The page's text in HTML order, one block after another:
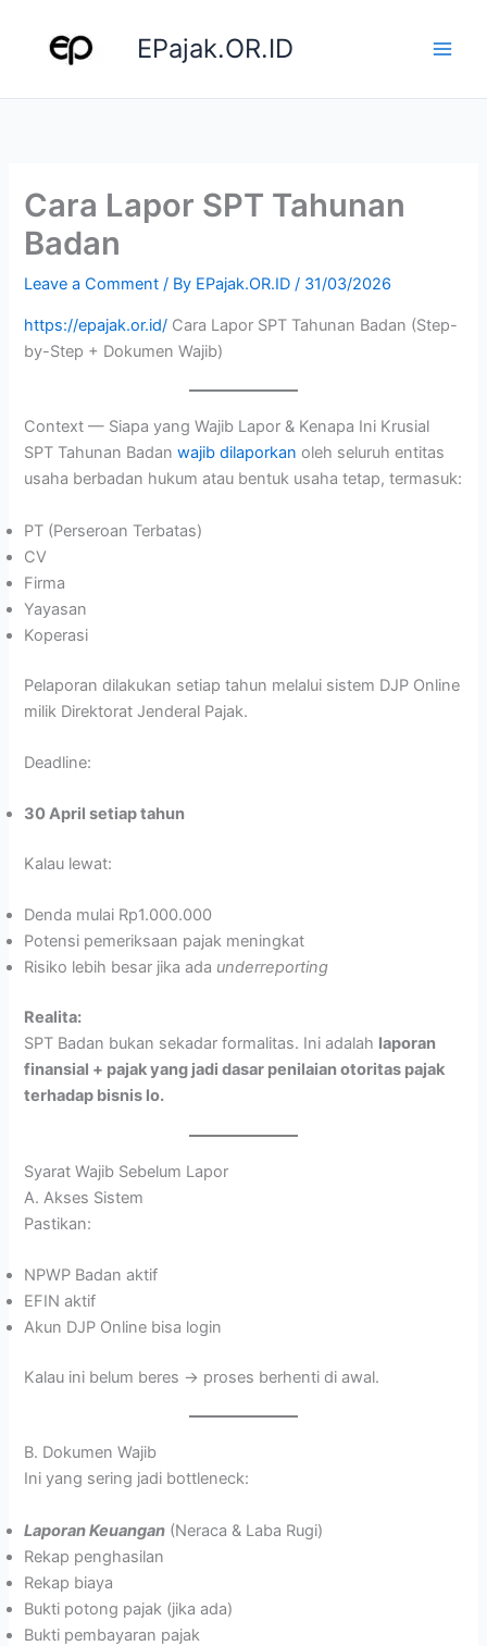
content
EPajak.OR.ID
Cara Lapor SPT Tahunan
Badan
Leave a Comment / By EPajak.OR.ID/ 31/03/2026
https://epajak.or.id/ Cara Lapor SPT Tahunan Badan (Step-
by-Step + Dokumen Wajib)
Context — Siapa yang Wajib Lapor & Kenapa Ini Krusial
SPT Tahunan Badanwajib dilaporkan oleh seluruh entitas
usaha berbadan hukum atau bentuk usaha tetap, termasuk:
PT (Perseroan Terbatas)
CV
Firma
Yayasan
Koperasi
Pelaporan dilakukan setiap tahun melalui sistem DJP Online
milik Direktorat Jenderal Pajak.
Deadline:
30 April setiap tahun
Kalau lewat:
Denda mulai Rp1.000.000
Potensi pemeriksaan pajak meningkat
Risiko lebih besar jika ada underreporting
Realita:
SPT Badan bukan sekadar formalitas. Ini adalah laporan
finansial + pajak yang jadi dasar penilaian otoritas pajak
terhadap bisnis lo.
Syarat Wajib Sebelum Lapor
A. Akses Sistem
Pastikan:
NPWP Badan aktif
EFIN aktif
Akun DJP Online bisa login
Kalau ini belum beres → proses berhenti di awal.
B. Dokumen Wajib
Ini yang sering jadi bottleneck:
Laporan Keuangan (Neraca & Laba Rugi)
Rekap penghasilan
Rekap biaya
Bukti potong pajak (jika ada)
Bukti pembayaran pajak